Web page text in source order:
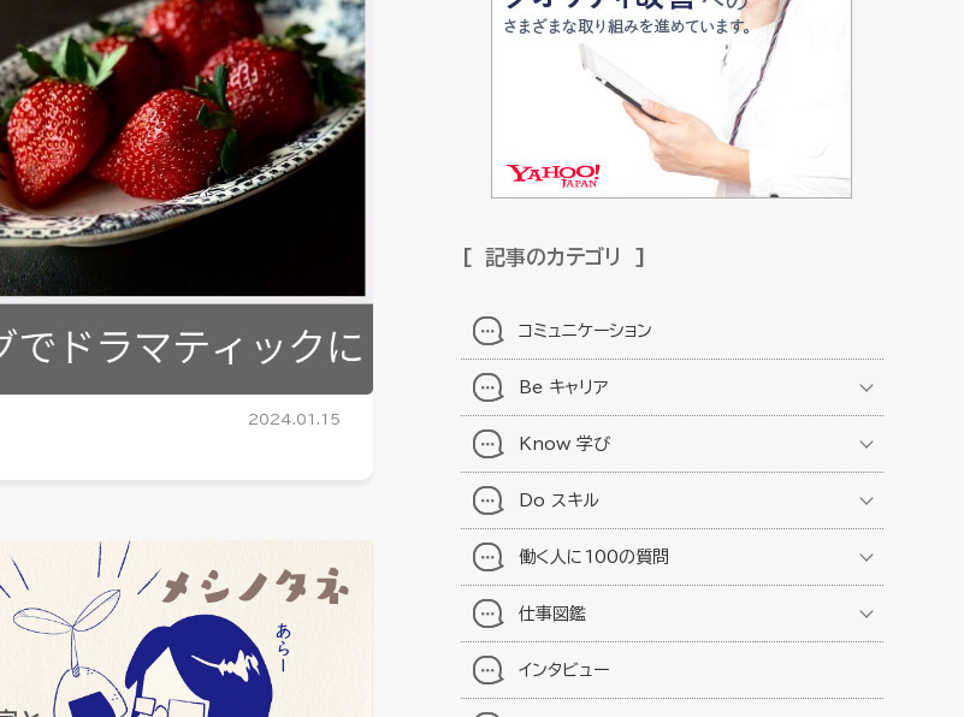
2024.01.15
記事のカテゴリ
コミュニケーション
Be キャリア
Know 学び
Do スキル
働く人に100の質問
仕事図鑑
インタビュー